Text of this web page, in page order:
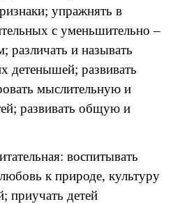
упражнять в
с уменьшительно –
различать и называть
детенышей; развивать
мыслительную и
развивать общую и
воспитывать
к природе, культуру
приучать детей